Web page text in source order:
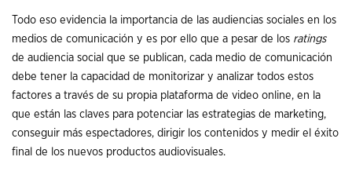
Todo eso evidencia la importancia de las audiencias sociales en los
medios de comunicación y es por ello que a pesar de los ratings
de audiencia social que se publican, cada medio de comunicación
debe tener la capacidad de monitorizar y analizar todos estos
factores a través de su propia plataforma de video online, en la
que están las claves para potenciar las estrategias de marketing,
conseguir más espectadores, dirigir los contenidos y medir el éxito
final de los nuevos productos audiovisuales.